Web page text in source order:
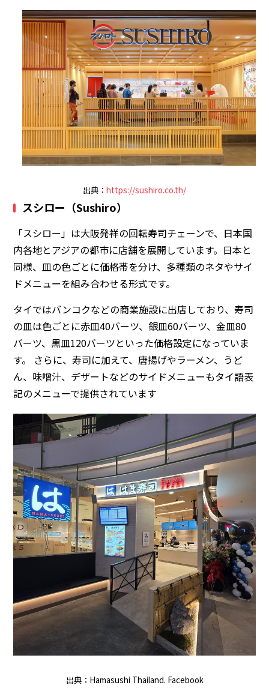
出典： https://sushiro.co.th/
スシロー（Sushiro）
「スシロー」は大阪発祥の回転寿司チェーンで、日本国
内各地とアジアの都市に店舗を展開しています。日本と
同様、皿の色ごとに価格帯を分け、多種類のネタやサイ
ドメニューを組み合わせる形式です。
タイではバンコクなどの商業施設に出店しており、寿司
の皿は色ごとに赤皿40バーツ、銀皿60バーツ、金皿80
バーツ、黒皿120バーツといった価格設定になっていま
す。 さらに、寿司に加えて、唐揚げやラーメン、うど
ん、味噌汁、デザートなどのサイドメニューもタイ語表
記のメニューで提供されています
出典：Hamasushi Thailand. Facebook